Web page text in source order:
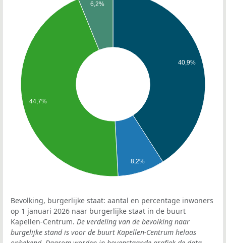
40,9%
8,2%
6,2%
44,7%
Bevolking, burgerlijke staat: aantal en percentage inwoners
op 1 januari 2026 naar burgerlijke staat in de buurt
Kapellen-Centrum. De verdeling van de bevolking naar
burgelijke stand is voor de buurt Kapellen-Centrum helaas